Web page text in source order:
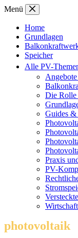
Zum
springen
Menü
Home
Grundlagen
Speicher
Alle PV-
Die Rolle
Guides
Praxis
PV-
photovoltaik